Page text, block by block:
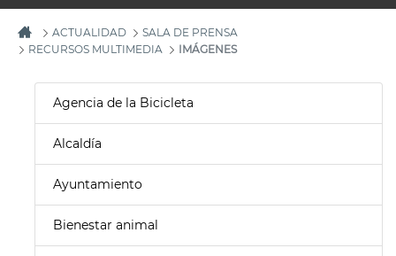
ACTUALIDAD
SALA DE PRENSA
RECURSOS MULTIMEDIA
IMÁGENES
Agencia de la Bicicleta
Alcaldía
Ayuntamiento
Bienestar animal